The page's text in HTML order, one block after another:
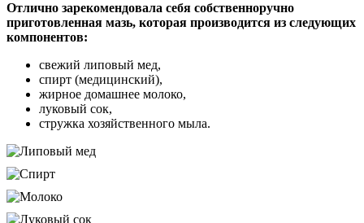
Отлично зарекомендовала себя собственноручно
приготовленная мазь, которая производится из следующих
компонентов:
свежий липовый мед,
спирт (медицинский),
жирное домашнее молоко,
луковый сок,
стружка хозяйственного мыла.